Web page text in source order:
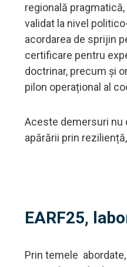
regională
validat la nivel
acordarea de sprijin
certificare pentru
doctrinar, precum și
pilon operațional al
Aceste demersuri nu
apărării prin
EARF25,
Prin temele